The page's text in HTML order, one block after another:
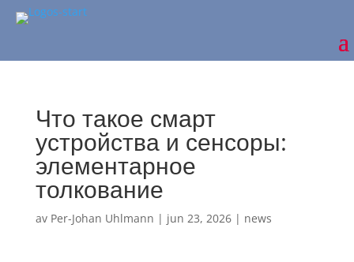
Что такое смарт
устройства и сенсоры:
элементарное
толкование
av Per-Johan Uhlmann | jun 23, 2026| news